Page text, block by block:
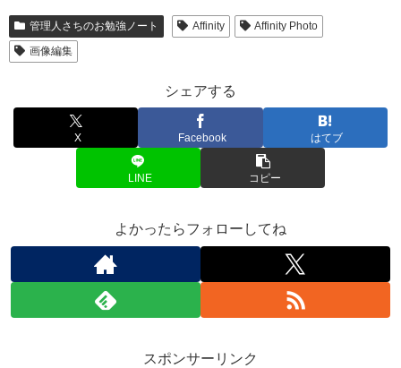
管理人さちのお勉強ノート Affinity
Affinity Photo
画像編集
シェアする
X Facebook はてブ
LINE コピー
よかったらフォローしてね
スポンサーリンク